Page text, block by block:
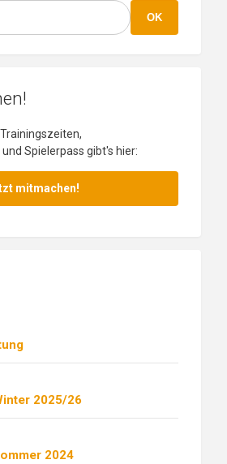
OK
Spielerpass gibt's hier:
mitmachen!
2025/26
2024